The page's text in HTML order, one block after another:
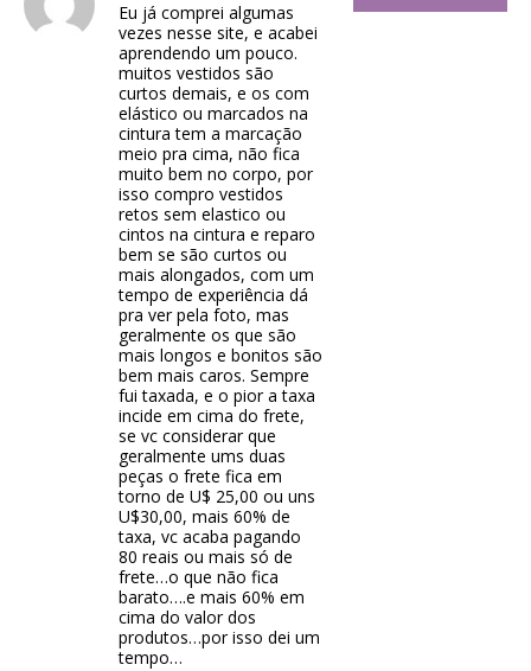
Eu já comprei algumas
vezes nesse site, e acabei
aprendendo um pouco.
muitos vestidos são
curtos demais, e os com
elástico ou marcados na
cintura tem a marcação
meio pra cima, não fica
muito bem no corpo, por
isso compro vestidos
retos sem elastico ou
cintos na cintura e reparo
bem se são curtos ou
mais alongados, com um
tempo de experiência dá
pra ver pela foto, mas
geralmente os que são
mais longos e bonitos são
bem mais caros. Sempre
fui taxada, e o pior a taxa
incide em cima do frete,
se vc considerar que
geralmente ums duas
peças o frete fica em
torno de U$ 25,00 ou uns
U$30,00, mais 60% de
taxa, vc acaba pagando
80 reais ou mais só de
frete…o que não fica
barato….e mais 60% em
cima do valor dos
produtos…por isso dei um
tempo…